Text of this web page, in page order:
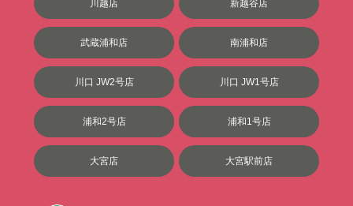
川越店 新越谷店
武蔵浦和店 南浦和店
川口 JW2号店 川口 JW1号店
浦和2号店 浦和1号店
大宮店 大宮駅前店